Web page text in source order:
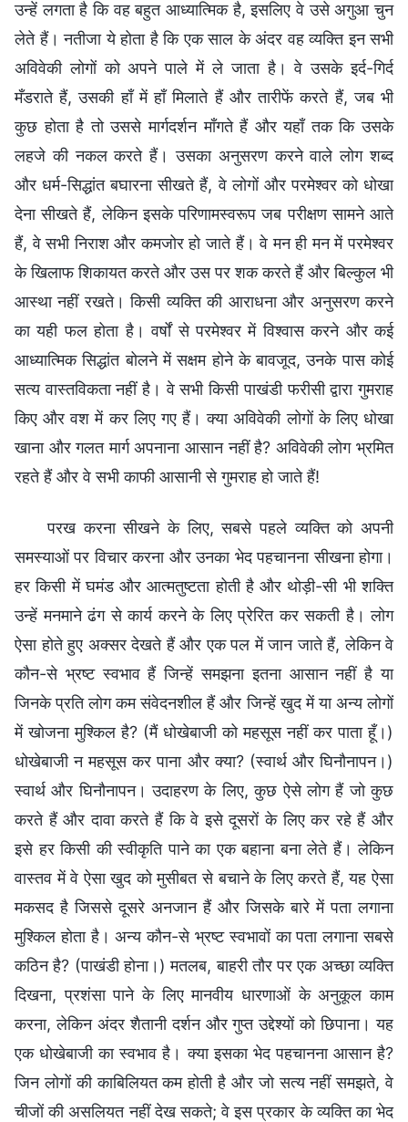
उन्हें लगता है कि वह बहुत आध्यात्मिक है, इसलिए वे उसे अगुआ चुन
लेते हैं। नतीजा ये होता है कि एक साल के अंदर वह व्यक्ति इन सभी
अविवेकी लोगों को अपने पाले में ले जाता है। वे उसके इर्द-गिर्द
मँडराते हैं, उसकी हाँ में हाँ मिलाते हैं और तारीफें करते हैं, जब भी
कुछ होता है तो उससे मार्गदर्शन माँगते हैं और यहाँ तक कि उसके
लहजे की नकल करते हैं। उसका अनुसरण करने वाले लोग शब्द
और धर्म-सिद्धांत बघारना सीखते हैं, वे लोगों और परमेश्वर को धोखा
देना सीखते हैं, लेकिन इसके परिणामस्वरूप जब परीक्षण सामने आते
हैं, वे सभी निराश और कमजोर हो जाते हैं। वे मन ही मन में परमेश्वर
के खिलाफ शिकायत करते और उस पर शक करते हैं और बिल्कुल भी
आस्था नहीं रखते। किसी व्यक्ति की आराधना और अनुसरण करने
का यही फल होता है। वर्षों से परमेश्वर में विश्वास करने और कई
आध्यात्मिक सिद्धांत बोलने में सक्षम होने के बावजूद, उनके पास कोई
सत्य वास्तविकता नहीं है। वे सभी किसी पाखंडी फरीसी द्वारा गुमराह
किए और वश में कर लिए गए हैं। क्या अविवेकी लोगों के लिए धोखा
खाना और गलत मार्ग अपनाना आसान नहीं है? अविवेकी लोग भ्रमित
रहते हैं और वे सभी काफी आसानी से गुमराह हो जाते हैं!
परख करना सीखने के लिए, सबसे पहले व्यक्ति को अपनी
समस्याओं पर विचार करना और उनका भेद पहचानना सीखना होगा।
हर किसी में घमंड और आत्मतुष्टता होती है और थोड़ी-सी भी शक्ति
उन्हें मनमाने ढंग से कार्य करने के लिए प्रेरित कर सकती है। लोग
ऐसा होते हुए अक्सर देखते हैं और एक पल में जान जाते हैं, लेकिन वे
कौन-से भ्रष्ट स्वभाव हैं जिन्हें समझना इतना आसान नहीं है या
जिनके प्रति लोग कम संवेदनशील हैं और जिन्हें खुद में या अन्य लोगों
में खोजना मुश्किल है? (मैं धोखेबाजी को महसूस नहीं कर पाता हूँ।)
धोखेबाजी न महसूस कर पाना और क्या? (स्वार्थ और घिनौनापन।)
स्वार्थ और घिनौनापन। उदाहरण के लिए, कुछ ऐसे लोग हैं जो कुछ
करते हैं और दावा करते हैं कि वे इसे दूसरों के लिए कर रहे हैं और
इसे हर किसी की स्वीकृति पाने का एक बहाना बना लेते हैं। लेकिन
वास्तव में वे ऐसा खुद को मुसीबत से बचाने के लिए करते हैं, यह ऐसा
मकसद है जिससे दूसरे अनजान हैं और जिसके बारे में पता लगाना
मुश्किल होता है। अन्य कौन-से भ्रष्ट स्वभावों का पता लगाना सबसे
कठिन है? (पाखंडी होना।) मतलब, बाहरी तौर पर एक अच्छा व्यक्ति
दिखना, प्रशंसा पाने के लिए मानवीय धारणाओं के अनुकूल काम
करना, लेकिन अंदर शैतानी दर्शन और गुप्त उद्देश्यों को छिपाना। यह
एक धोखेबाजी का स्वभाव है। क्या इसका भेद पहचानना आसान है?
जिन लोगों की काबिलियत कम होती है और जो सत्य नहीं समझते, वे
चीजों की असलियत नहीं देख सकते; वे इस प्रकार के व्यक्ति का भेद